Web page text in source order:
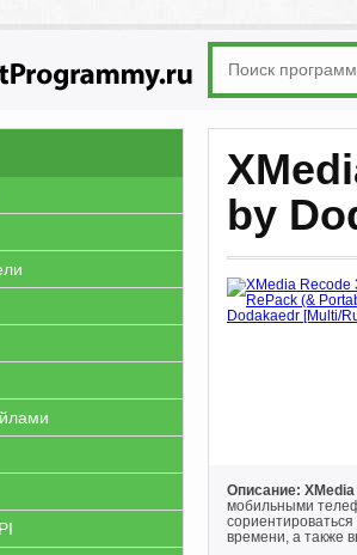
by
Описание:
мобильными
времени, а также